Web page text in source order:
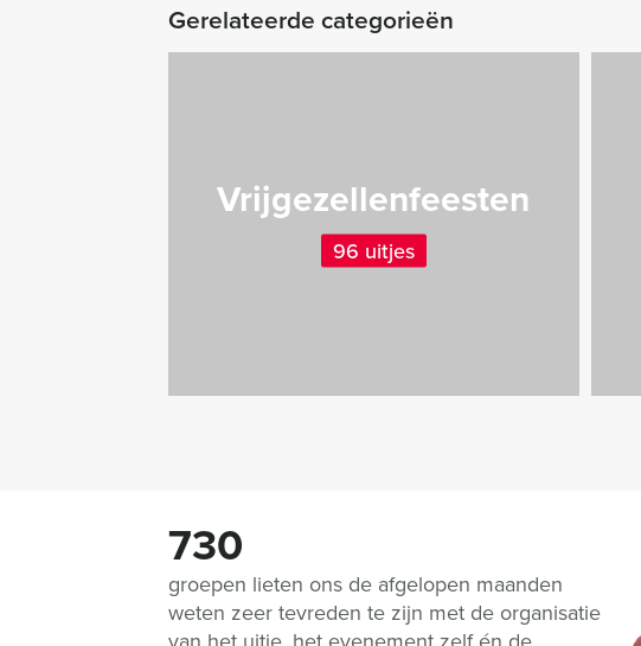
Gerelateerde categorieën
Vrijgezellenfeesten
96 uitjes
730
groepen lieten ons de afgelopen maanden
weten zeer tevreden te zijn met de organisatie